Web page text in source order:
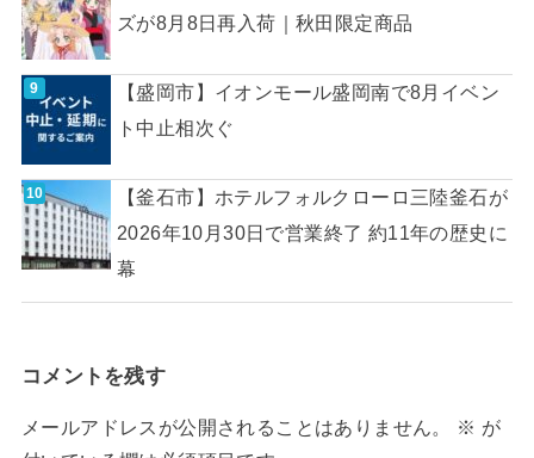
ズが8月8日再入荷｜秋田限定商品
【盛岡市】イオンモール盛岡南で8月イベン
ト中止相次ぐ
【釜石市】ホテルフォルクローロ三陸釜石が
2026年10月30日で営業終了 約11年の歴史に
幕
コメントを残す
メールアドレスが公開されることはありません。 ※ が